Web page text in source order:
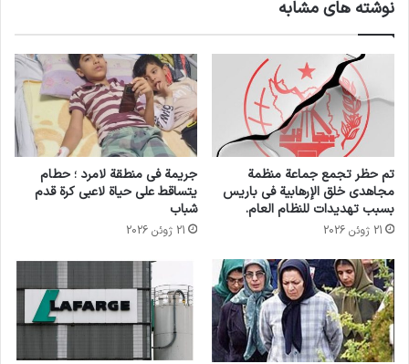
نوشته های مشابه
تم حظر تجمع جماعة منظمة
مجاهدي خلق الإرهابية في باريس
بسبب تهديدات للنظام العام.
21 ژوئن 2026
جريمة في منطقة لامرد ؛ حطام
يتساقط على حياة لاعبي كرة قدم
شباب
21 ژوئن 2026